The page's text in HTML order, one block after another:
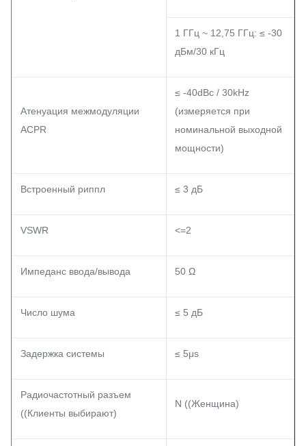
1 ГГц ~ 12,75 ГГц: ≤ -30
дБм/30 кГц
Атенуация межмодуляции
ACPR
≤ -40dBc / 30kHz
(измеряется при
номинальной выходной
мощности)
Встроенный риппл ≤ 3 дБ
VSWR <=2
Импеданс ввода/вывода 50 Ω
Число шума ≤ 5 дБ
Задержка системы ≤ 5μs
Радиочастотный разъем
((Клиенты выбирают)
N ((Женщина)